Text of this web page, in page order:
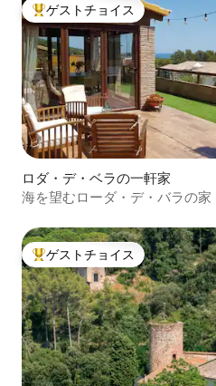
大好評のゲストチョイスです。
ゲストチョイス
ロダ・デ・ベラの一軒家
海を望むローダ・デ・バラの家
大好評のゲストチョイスです。
ゲストチョイス